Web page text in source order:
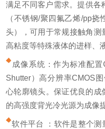
满足不同客户需求。提供各
（不锈钢/聚四氟乙烯/pp
头），可用于常规接触角测
高粘度等特殊液体的进样、
成像系统：作为标准配
Shutter）高分辨率CMOS
心轮廓镜头。保证优良的成
的高强度背光冷光源为成像
软件平台 ：软件是整个